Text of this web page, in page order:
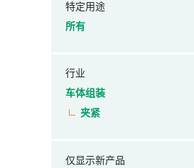
特定用途
所有
行业
车体组装
夹紧
仅显示新产品